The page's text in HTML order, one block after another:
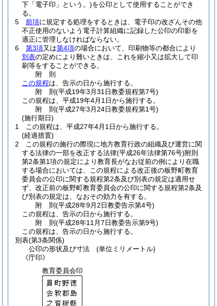
下「電子印」という。)を公印として使用することができ
る。
5
前項に規定する処理をするときは、電子印の改ざんその他
不正使用のないよう電子計算組織に記録した公印の印影を
適正に管理しなければならない。
6
第3項又は第4項の場合において、印刷物等の都合により
別表の定めにより難いときは、これを縮小又は拡大して印
刷等をすることができる。
附 則
この規程は、告示の日から施行する。
附 則(平成19年3月31日教委規程第7号)
この規程は、平成19年4月1日から施行する。
附 則(平成27年3月24日教委規程第1号)
(施行期日)
1
この規程は、平成27年4月1日から施行する。
(経過措置)
2
この規程の施行の際現に地方教育行政の組織及び運営に関
する法律の一部を改正する法律(平成26年法律第76号)附則
第2条第1項の規定により教育長がなお従前の例により在職
する場合においては、この規程による改正後の板野町教育
委員会の公印に関する規程第2条及び別表の規定は適用せ
ず、改正前の板野町教育委員会の公印に関する規程第2条及
び別表の規定は、なおその効力を有する。
附 則(平成28年9月2日教委告示第4号)
この規程は、告示の日から施行する。
附 則(平成28年11月7日教委告示第9号)
この規程は、告示の日から施行する。
別表(第3条関係)
公印の形状及び寸法 (単位ミリメートル)
《庁印》
教育委員会印